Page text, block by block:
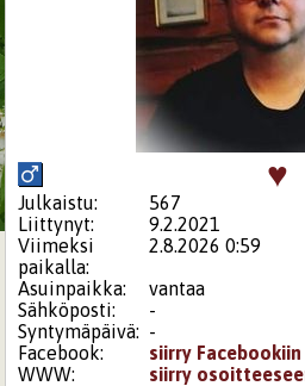
♥
Julkaistu:
567
Liittynyt:
9.2.2021
Viimeksi
paikalla:
2.8.2026 0:59
Asuinpaikka:
vantaa
Sähköposti:
-
Syntymäpäivä: -
Facebook:
siirry Facebookiin
WWW:
siirry